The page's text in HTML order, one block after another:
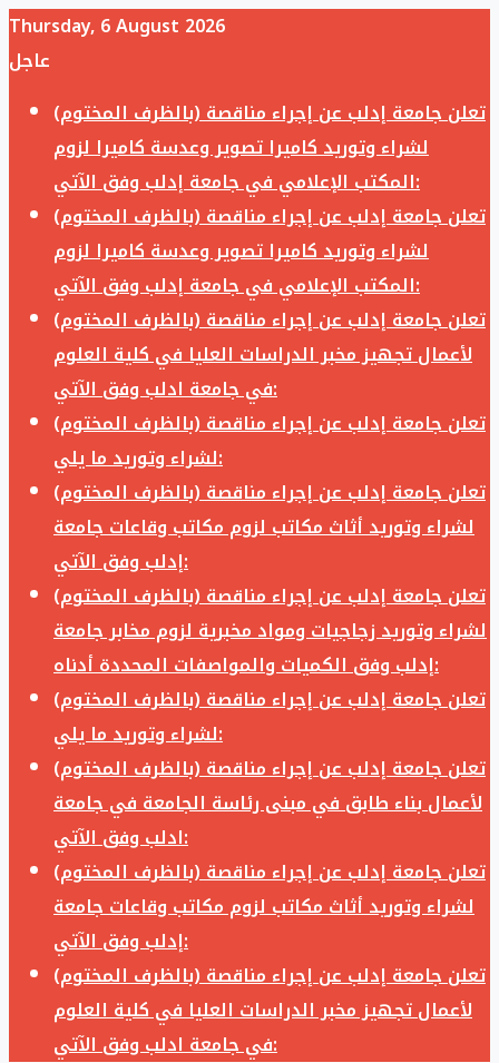
Thursday, 6 August 2026
عاجل
تعلن جامعة إدلب عن إجراء مناقصة (بالظرف المختوم)
لشراء وتوريد كاميرا تصوير وعدسة كاميرا لزوم
المكتب الإعلامي في جامعة إدلب وفق الآتي:
تعلن جامعة إدلب عن إجراء مناقصة (بالظرف المختوم)
لشراء وتوريد كاميرا تصوير وعدسة كاميرا لزوم
المكتب الإعلامي في جامعة إدلب وفق الآتي:
تعلن جامعة إدلب عن إجراء مناقصة (بالظرف المختوم)
لأعمال تجهيز مخبر الدراسات العليا في كلية العلوم
في جامعة ادلب وفق الآتي:
تعلن جامعة إدلب عن إجراء مناقصة (بالظرف المختوم)
لشراء وتوريد ما يلي:
تعلن جامعة إدلب عن إجراء مناقصة (بالظرف المختوم)
لشراء وتوريد أثاث مكاتب لزوم مكاتب وقاعات جامعة
إدلب وفق الآتي:
تعلن جامعة إدلب عن إجراء مناقصة (بالظرف المختوم)
لشراء وتوريد زجاجيات ومواد مخبرية لزوم مخابر جامعة
إدلب وفق الكميات والمواصفات المحددة أدناه:
تعلن جامعة إدلب عن إجراء مناقصة (بالظرف المختوم)
لشراء وتوريد ما يلي:
تعلن جامعة إدلب عن إجراء مناقصة (بالظرف المختوم)
لأعمال بناء طابق في مبنى رئاسة الجامعة في جامعة
ادلب وفق الآتي:
تعلن جامعة إدلب عن إجراء مناقصة (بالظرف المختوم)
لشراء وتوريد أثاث مكاتب لزوم مكاتب وقاعات جامعة
إدلب وفق الآتي:
تعلن جامعة إدلب عن إجراء مناقصة (بالظرف المختوم)
لأعمال تجهيز مخبر الدراسات العليا في كلية العلوم
في جامعة ادلب وفق الآتي: